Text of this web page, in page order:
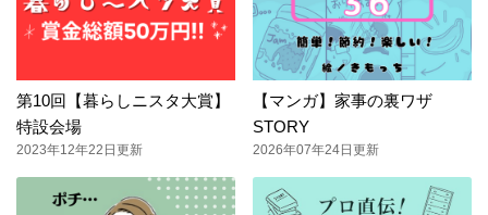
第10回【暮らしニスタ大賞】
特設会場
2023年12年22日更新
【マンガ】家事の裏ワザ
STORY
2026年07年24日更新